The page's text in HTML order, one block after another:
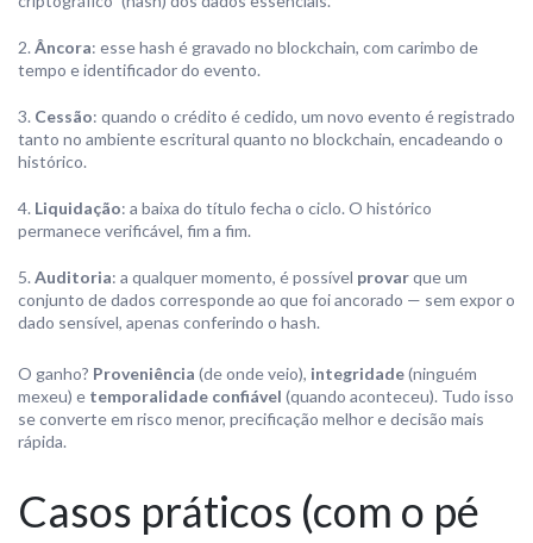
Âncora: esse hash é gravado no blockchain, com carimbo de
tempo e identificador do evento.
Cessão: quando o crédito é cedido, um novo evento é registrado
tanto no ambiente escritural quanto no blockchain, encadeando o
histórico.
Liquidação: a baixa do título fecha o ciclo. O histórico
permanece verificável, fim a fim.
Auditoria: a qualquer momento, é possível provarque um
conjunto de dados corresponde ao que foi ancorado — sem expor o
dado sensível, apenas conferindo o hash.
O ganho? Proveniência (de onde veio), integridade(ninguém
mexeu) e temporalidade confiável (quando aconteceu). Tudo isso
se converte em risco menor, precificação melhor e decisão mais
rápida.
Casos práticos (com o pé